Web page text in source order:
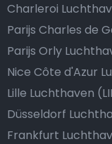
Charleroi
Parijs Charles de
Parijs Orly
Nice Côte d'Azur
Lille Luchthaven
Düsseldorf
Frankfurt